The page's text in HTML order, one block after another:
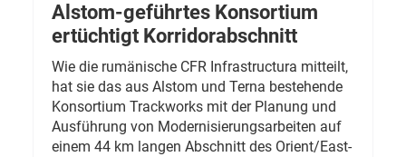
Alstom-geführtes Konsortium
ertüchtigt Korridorabschnitt
Wie die rumänische CFR Infrastructura mitteilt,
hat sie das aus Alstom und Terna bestehende
Konsortium Trackworks mit der Planung und
Ausführung von Modernisierungsarbeiten auf
einem 44 km langen Abschnitt des Orient/East-